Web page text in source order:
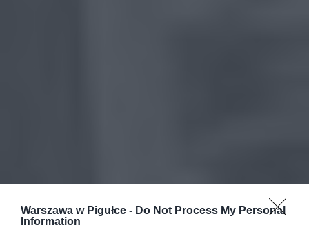
Warszawa w Pigułce - Do Not Process My Personal
Information